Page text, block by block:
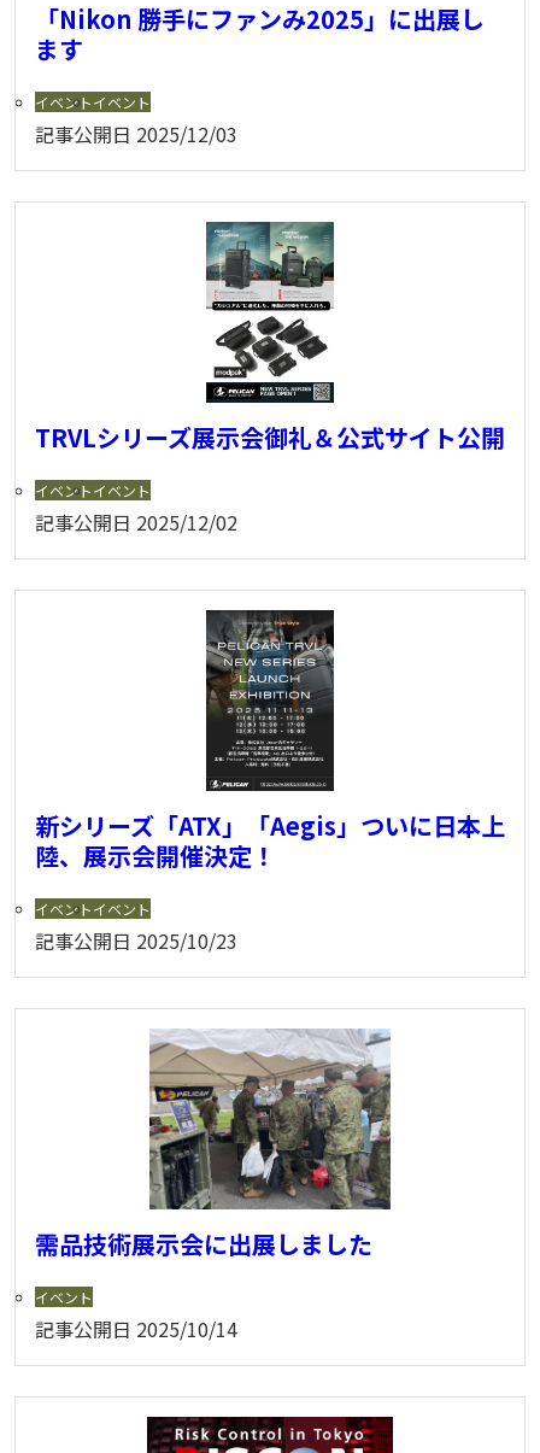
「Nikon 勝手にファンみ2025」に出展し
ます
イベントイベント
記事公開日 2025/12/03
TRVLシリーズ展示会御礼＆公式サイト公開
イベントイベント
記事公開日 2025/12/02
新シリーズ「ATX」「Aegis」ついに日本上
陸、展示会開催決定！
イベントイベント
記事公開日 2025/10/23
需品技術展示会に出展しました
イベント
記事公開日 2025/10/14